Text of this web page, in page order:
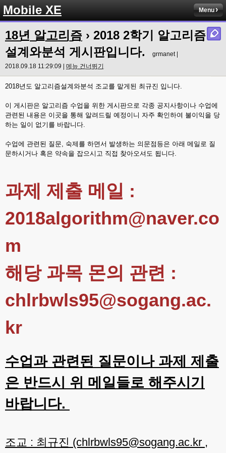
Mobile XE Menu
18년 알고리즘 › 2018 2학기 알고리즘
설계와분석 게시판입니다.
grmanet |
2018.09.18 11:29:09 | 메뉴 건너뛰기
2018년도 알고리즘설계와분석 조교를 맡게된 최규진 입니다.
이 게시판은 알고리즘 수업을 위한 게시판으로 각종 공지사항이나 수업에
관련된 내용은 이곳을 통해 알려드릴 예정이니 자주 확인하여 불이익을 당
하는 일이 없기를 바랍니다.
수업에 관련된 질문, 숙제를 하면서 발생하는 의문점등은 아래 메일로 질
문하시거나 혹은 약속을 잡으시고 직접 찾아오셔도 됩니다.
과제 제출 메일 :
2018algorithm@naver.co
m
해당 과목 몬의 관련 :
chlrbwls95@sogang.ac.
kr
수업과 관련된 질문이나 과제 제출
은 반드시 위 메일들로 해주시기
바랍니다.
조교 : 최규진 (chlrbwls95@sogang.ac.kr ,